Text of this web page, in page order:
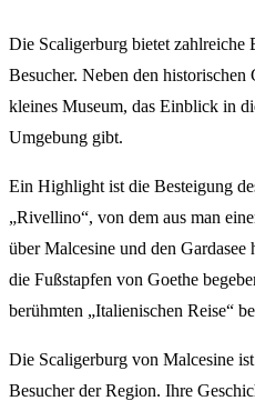
Die Scaligerburg bietet
Besucher. Neben den historischen
kleines Museum, das Einblick in
Umgebung gibt.
Ein Highlight ist die Besteigung
„Rivellino“, von dem aus man
über Malcesine und den
die Fußstapfen von Goethe
berühmten „Italienischen Reise“
Die Scaligerburg von Malcesine
Besucher der Region. Ihre